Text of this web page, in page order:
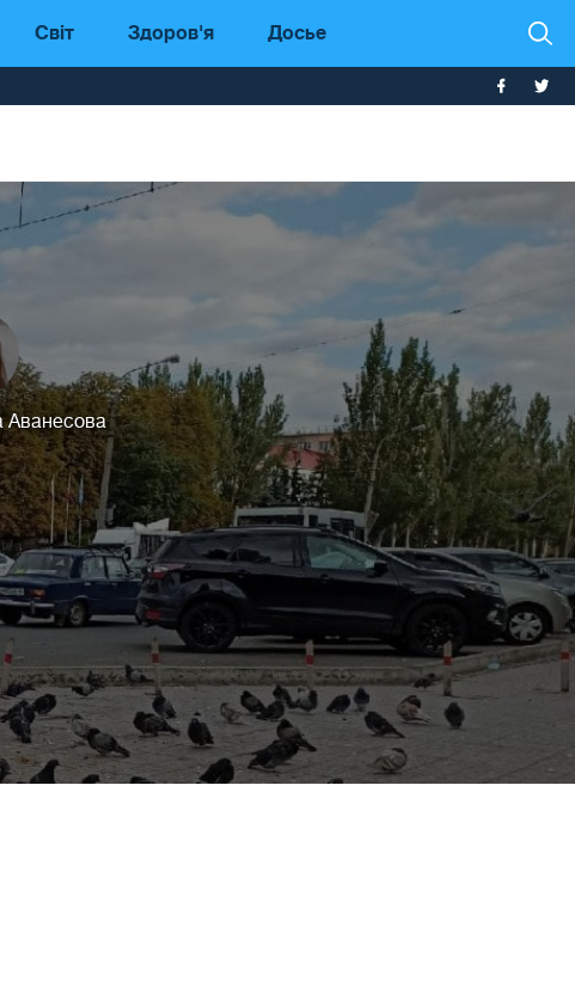
Світ Здоров'я Досье
Аванесова